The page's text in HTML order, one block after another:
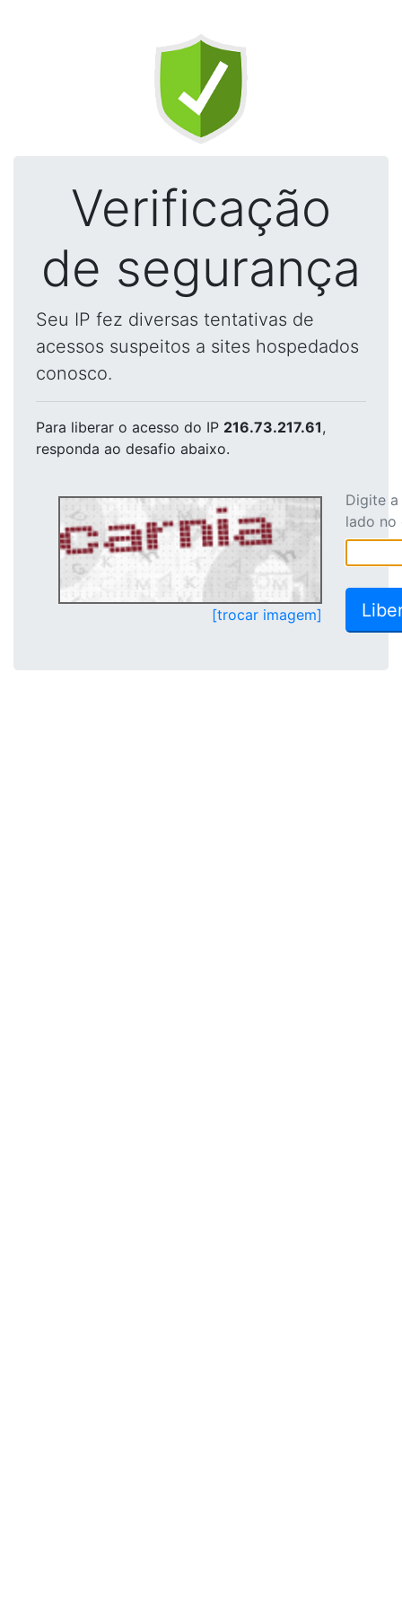
Verificação
de segurança
Seu IP fez diversas tentativas de
acessos suspeitos a sites hospedados
conosco.
Para liberar o acesso do IP 216.73.217.61,
responda ao desafio abaixo.
[trocar imagem]
Digite
lado no